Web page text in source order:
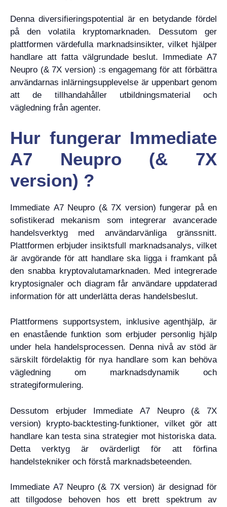
Denna diversifieringspotential är en betydande fördel
på den volatila kryptomarknaden. Dessutom ger
plattformen värdefulla marknadsinsikter, vilket hjälper
handlare att fatta välgrundade beslut. Immediate A7
Neupro (& 7X version) :s engagemang för att förbättra
användarnas inlärningsupplevelse är uppenbart genom
att de tillhandahåller utbildningsmaterial och
vägledning från agenter.
Hur fungerar Immediate
A7 Neupro (& 7X
version) ?
Immediate A7 Neupro (& 7X version) fungerar på en
sofistikerad mekanism som integrerar avancerade
handelsverktyg med användarvänliga gränssnitt.
Plattformen erbjuder insiktsfull marknadsanalys, vilket
är avgörande för att handlare ska ligga i framkant på
den snabba kryptovalutamarknaden. Med integrerade
kryptosignaler och diagram får användare uppdaterad
information för att underlätta deras handelsbeslut.
Plattformens supportsystem, inklusive agenthjälp, är
en enastående funktion som erbjuder personlig hjälp
under hela handelsprocessen. Denna nivå av stöd är
särskilt fördelaktig för nya handlare som kan behöva
vägledning om marknadsdynamik och
strategiformulering.
Dessutom erbjuder Immediate A7 Neupro (& 7X
version) krypto-backtesting-funktioner, vilket gör att
handlare kan testa sina strategier mot historiska data.
Detta verktyg är ovärderligt för att förfina
handelstekniker och förstå marknadsbeteenden.
Immediate A7 Neupro (& 7X version) är designad för
att tillgodose behoven hos ett brett spektrum av